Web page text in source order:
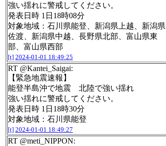
強い揺れに警戒してください。
発表日時 1日18時08分
対象地域：石川県能登、新潟県上越、新潟県
佐渡、新潟県中越、長野県北部、富山県東
部、富山県西部
[t] 2024-01-01 18:49:25
RT @Kantei_Saigai:
【緊急地震速報】
能登半島沖で地震 北陸で強い揺れ
強い揺れに警戒してください。
発表日時 1日18時30分
対象地域：石川県能登
[t] 2024-01-01 18:49:27
RT @meti_NIPPON: